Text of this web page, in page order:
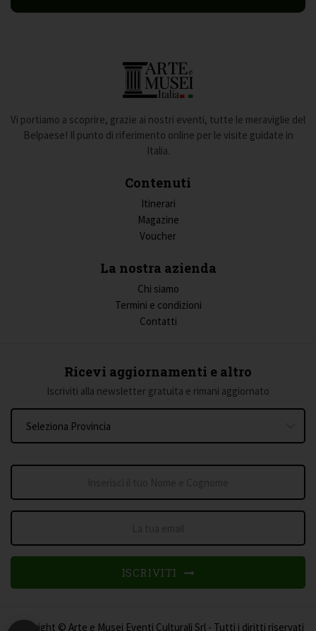
Vi portiamo a scoprire, grazie ai nostri eventi, tutte le meraviglie del
Belpaese! Il punto di riferimento online per le visite guidate in
Italia.
Contenuti
Itinerari
Magazine
Voucher
La nostra azienda
Chi siamo
Termini e condizioni
Contatti
Ricevi aggiornamenti e altro
Iscriviti alla newsletter gratuita e rimani aggiornato
ISCRIVITI
Copyright © Arte e Musei Eventi Culturali Srl - Tutti i diritti riservati